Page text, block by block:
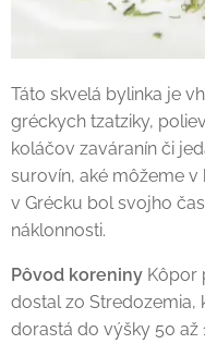
Táto skvelá bylinka je
gréckych tzatziky,
koláčov zaváranín či
surovín, aké môžeme v
v Grécku bol svojho
náklonnosti.
Pôvod koreniny Kôpor
dostal zo Stredozemia,
dorastá do výšky 50 až